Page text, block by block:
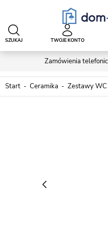
Zamówienia
SZUKAJ TWOJE KONTO
Start Ceramika Zestawy